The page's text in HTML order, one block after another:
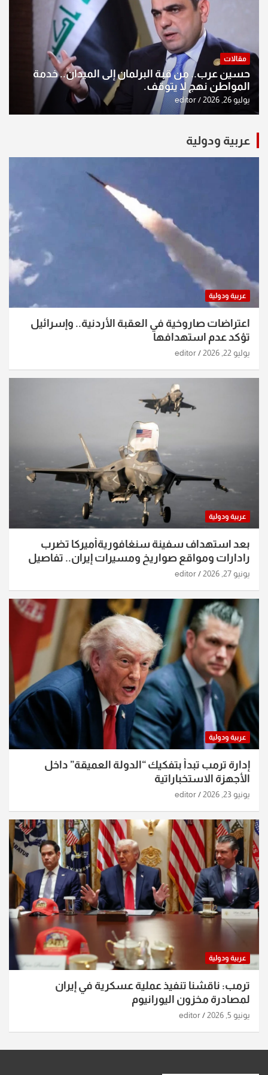
مقالات
حسين عرب.. من قبة البرلمان إلى الميدان.. خدمة
المواطن نهج لا يتوقف.
يوليو 26, 2026 editor
عربية ودولية
عربية ودولية
اعتراضات صاروخية في العقبة الأردنية.. وإسرائيل
تؤكد عدم استهدافها
يوليو 22, 2026 editor
عربية ودولية
بعد استهداف سفينة سنغافوريةأميركا تضرب
رادارات ومواقع صواريخ ومسيرات إيران.. تفاصيل
الساعات الماضية
يونيو 27, 2026 editor
عربية ودولية
إدارة ترمب تبدأ بتفكيك “الدولة العميقة” داخل
الأجهزة الاستخباراتية
يونيو 23, 2026 editor
عربية ودولية
ترمب: ناقشنا تنفيذ عملية عسكرية في إيران
لمصادرة مخزون اليورانيوم
يونيو 5, 2026 editor